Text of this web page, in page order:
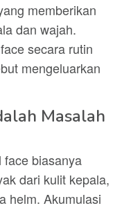
memberikan
dan wajah.
secara rutin
mengeluarkan
Masalah
face biasanya
dari kulit kepala,
helm. Akumulasi